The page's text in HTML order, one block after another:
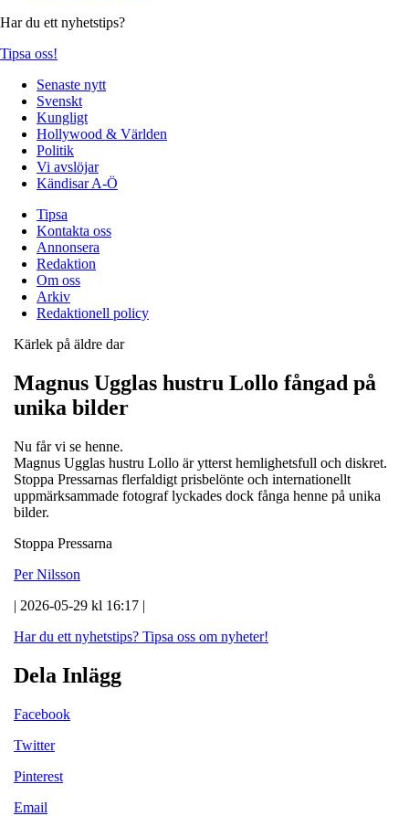
Har du ett nyhetstips?
Tipsa oss!
Senaste nytt
Svenskt
Kungligt
Hollywood & Världen
Politik
Vi avslöjar
Kändisar A-Ö
Tipsa
Kontakta oss
Annonsera
Redaktion
Om oss
Arkiv
Redaktionell policy
Kärlek på äldre dar
Magnus Ugglas hustru Lollo fångad på
unika bilder
Nu får vi se henne.
Magnus Ugglas hustru Lollo är ytterst hemlighetsfull och diskret.
Stoppa Pressarnas flerfaldigt prisbelönte och internationellt
uppmärksammade fotograf lyckades dock fånga henne på unika
bilder.
Stoppa Pressarna
Per Nilsson
| 2026-05-29 kl 16:17 |
Har du ett nyhetstips? Tipsa oss om nyheter!
Dela Inlägg
Facebook
Twitter
Pinterest
Email